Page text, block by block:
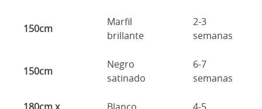
150cm
Marfil
brillante
2-3
semanas
150cm
Negro
satinado
6-7
semanas